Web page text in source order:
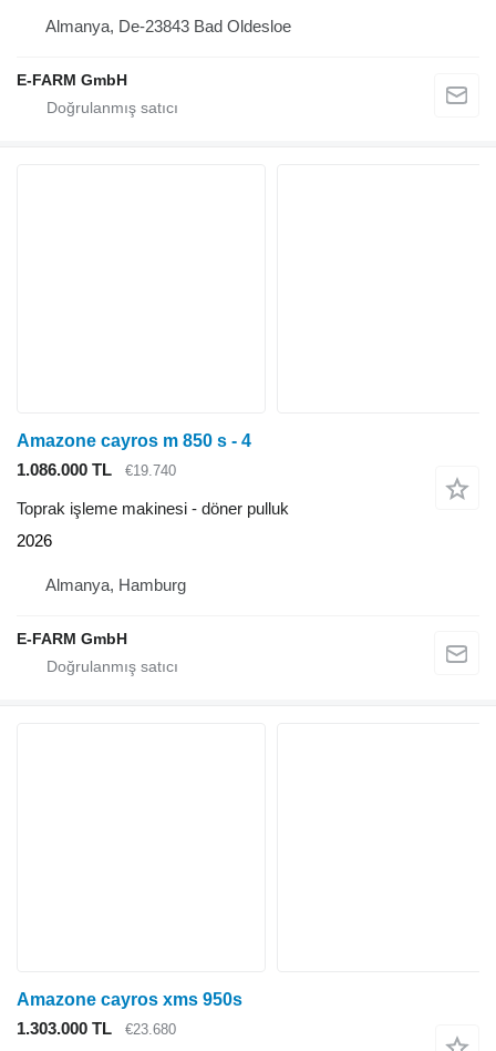
Almanya, De-23843 Bad Oldesloe
E-FARM GmbH
Amazone cayros m 850 s - 4
1.086.000 TL
€19.740
Toprak işleme makinesi - döner pulluk
2026
Almanya, Hamburg
E-FARM GmbH
Amazone cayros xms 950s
1.303.000 TL
€23.680